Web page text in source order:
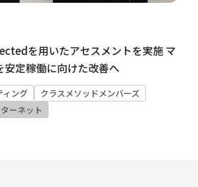
を用いたアセスメントを実施 マ
安定稼働に向けた改善へ
ィング
クラスメソッドメンバーズ
ーネット